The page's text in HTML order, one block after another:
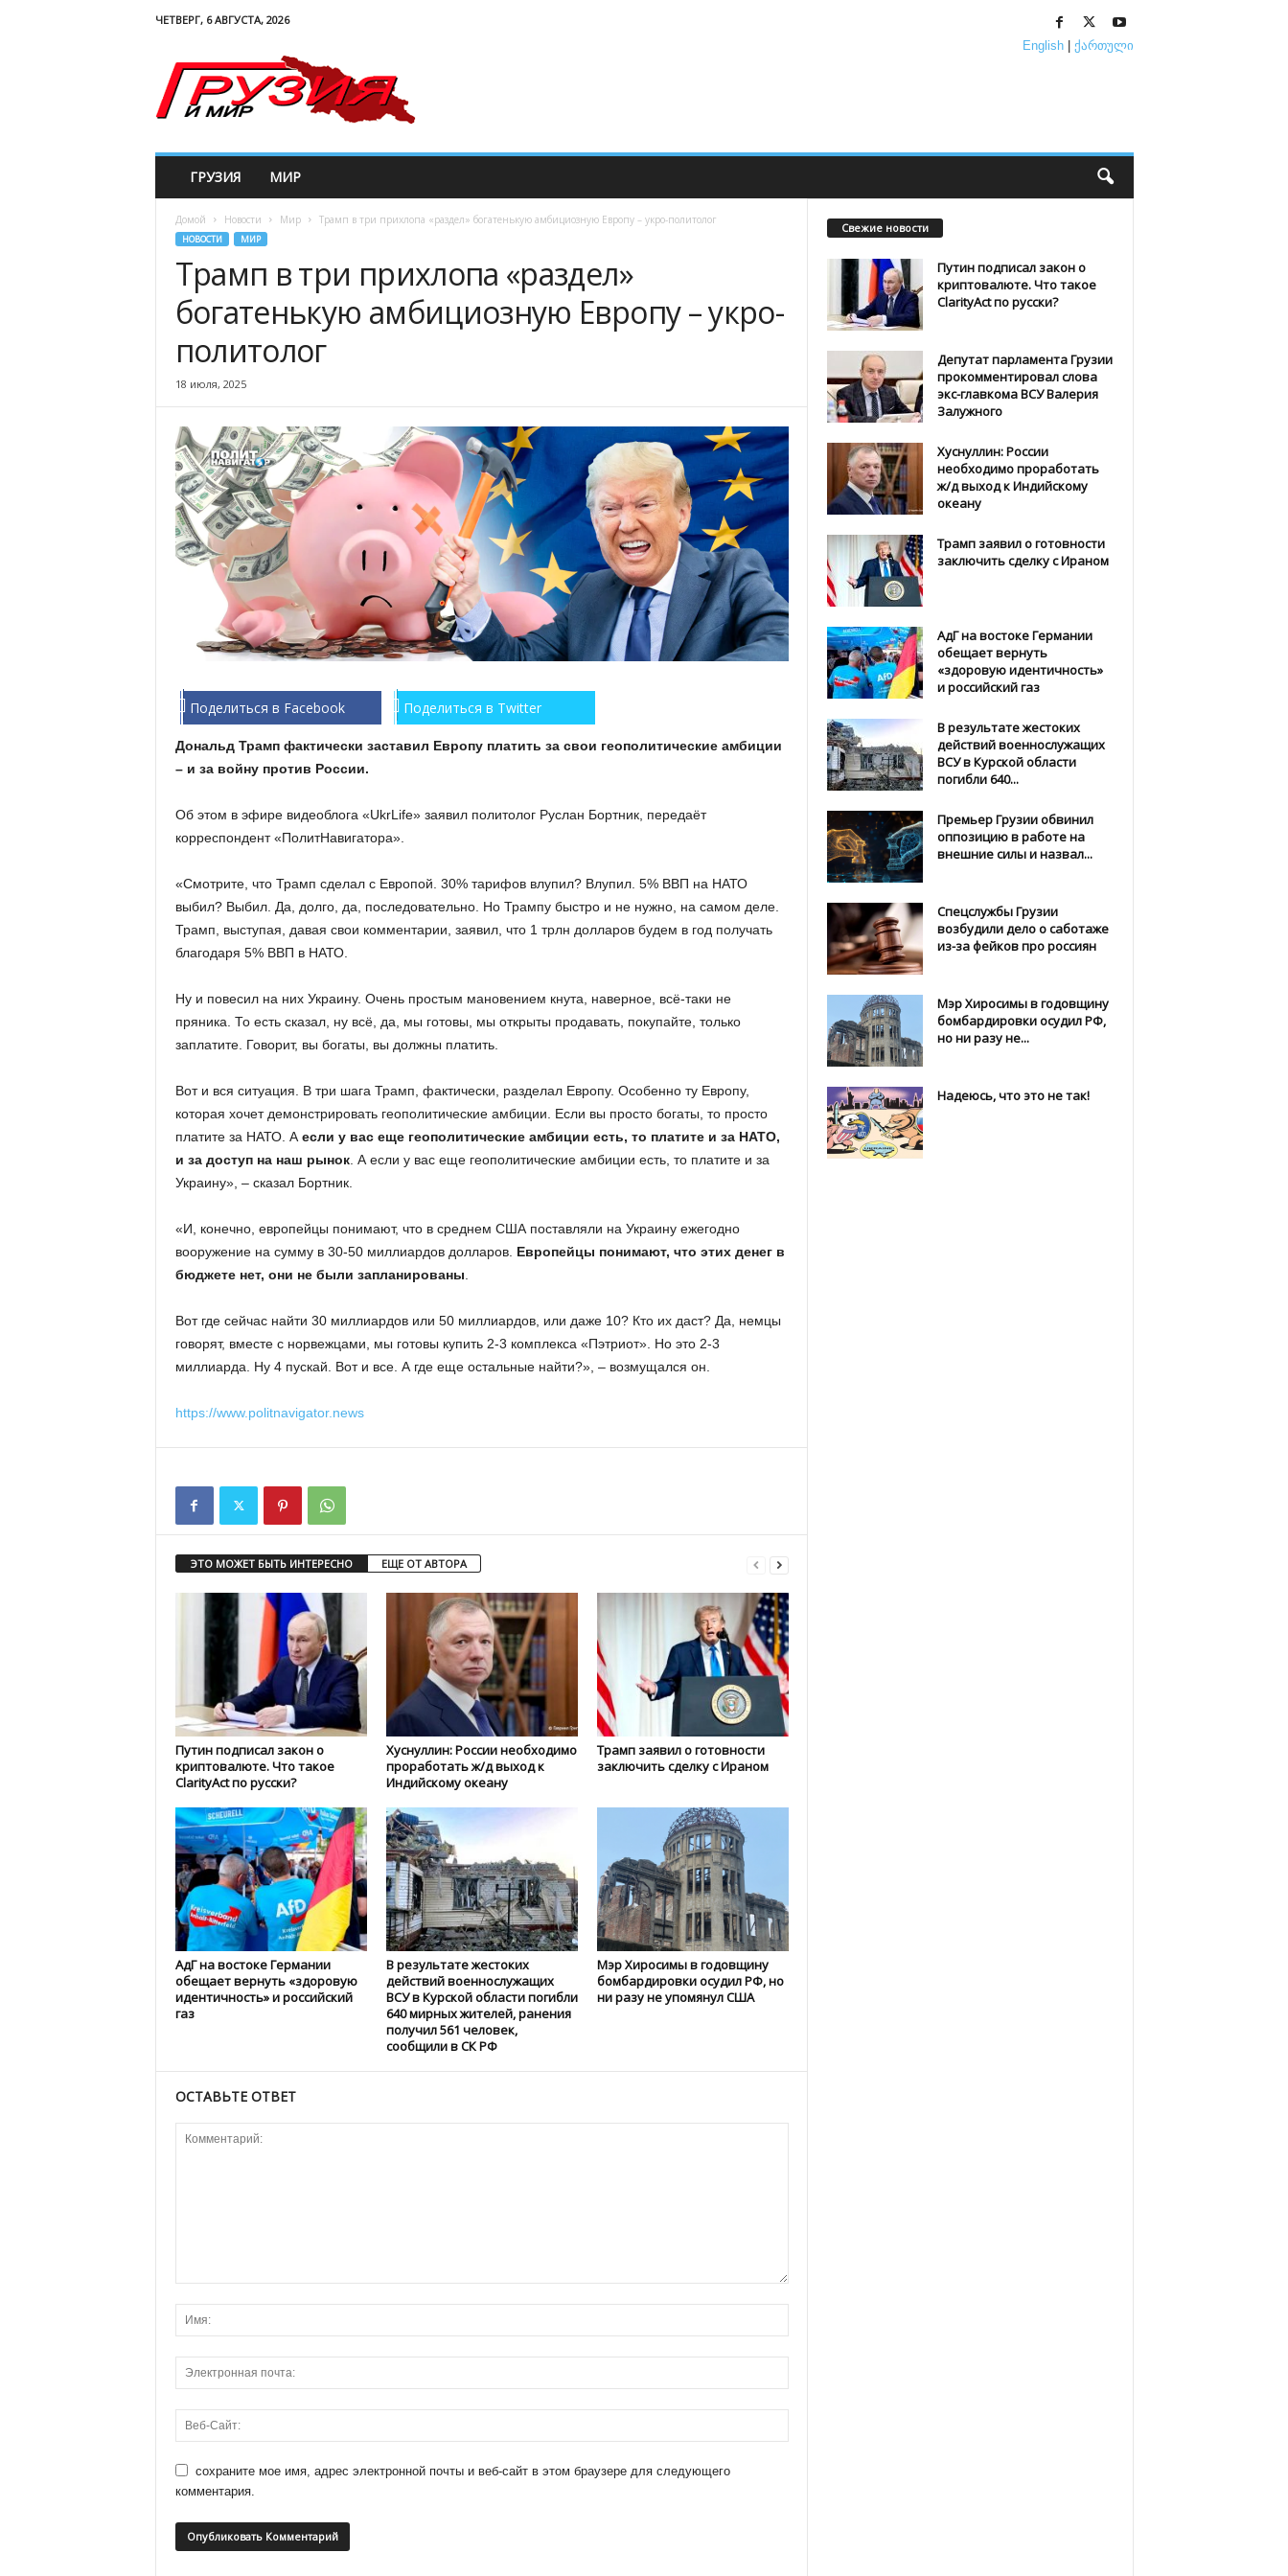
ЧЕТВЕРГ, 6 АВГУСТА, 2026
o
English| ქართული
ГРУЗИЯ МИР
Домой Новости Мир Трамп в три прихлопа «раздел» богатенькую амбициозную Европу – укро-политолог
НОВОСТИ МИР
Трамп в три прихлопа «раздел»
богатенькую амбициозную Европу – укро-
политолог
18 июля, 2025
Поделиться в Facebook Поделиться в Twitter
Дональд Трамп фактически заставил Европу платить за свои геополитические амбиции
– и за войну против России.
Об этом в эфире видеоблога «UkrLife» заявил политолог Руслан Бортник, передаёт
корреспондент «ПолитНавигатора».
«Смотрите, что Трамп сделал с Европой. 30% тарифов влупил? Влупил. 5% ВВП на НАТО
выбил? Выбил. Да, долго, да, последовательно. Но Трампу быстро и не нужно, на самом деле.
Трамп, выступая, давая свои комментарии, заявил, что 1 трлн долларов будем в год получать
благодаря 5% ВВП в НАТО.
Ну и повесил на них Украину. Очень простым мановением кнута, наверное, всё-таки не
пряника. То есть сказал, ну всё, да, мы готовы, мы открыты продавать, покупайте, только
заплатите. Говорит, вы богаты, вы должны платить.
Вот и вся ситуация. В три шага Трамп, фактически, разделал Европу. Особенно ту Европу,
которая хочет демонстрировать геополитические амбиции. Если вы просто богаты, то просто
платите за НАТО. А если у вас еще геополитические амбиции есть, то платите и за НАТО,
и за доступ на наш рынок. А если у вас еще геополитические амбиции есть, то платите и за
Украину», – сказал Бортник.
«И, конечно, европейцы понимают, что в среднем США поставляли на Украину ежегодно
вооружение на сумму в 30-50 миллиардов долларов. Европейцы понимают, что этих денег в
бюджете нет, они не были запланированы
Вот где сейчас найти 30 миллиардов или 50 миллиардов, или даже 10? Кто их даст? Да, немцы
говорят, вместе с норвежцами, мы готовы купить 2-3 комплекса «Пэтриот». Но это 2-3
миллиарда. Ну 4 пускай. Вот и все. А где еще остальные найти?», – возмущался он.
https://www.politnavigator.news
ЭТО МОЖЕТ БЫТЬ ИНТЕРЕСНО ЕЩЕ ОТ АВТОРА
Путин подписал закон о
криптовалюте. Что такое
ClarityAct по русски?
Хуснуллин: России необходимо
проработать ж/д выход к
Индийскому океану
Трамп заявил о готовности
заключить сделку с Ираном
АдГ на востоке Германии
обещает вернуть «здоровую
идентичность» и российский
газ
В результате жестоких
действий военнослужащих
ВСУ в Курской области погибли
640 мирных жителей, ранения
получил 561 человек,
сообщили в СК РФ
Мэр Хиросимы в годовщину
бомбардировки осудил РФ, но
ни разу не упомянул США
ОСТАВЬТЕ ОТВЕТ
сохраните мое имя, адрес электронной почты и веб-сайт в этом браузере для следующего
комментария.
Свежие новости
Путин подписал закон о
криптовалюте. Что такое
ClarityAct по русски?
Депутат парламента Грузии
прокомментировал слова
экс-главкома ВСУ Валерия
Залужного
Хуснуллин: России
необходимо проработать
ж/д выход к Индийскому
океану
Трамп заявил о готовности
заключить сделку с Ираном
АдГ на востоке Германии
обещает вернуть
«здоровую идентичность»
и российский газ
В результате жестоких
действий военнослужащих
ВСУ в Курской области
погибли 640...
Премьер Грузии обвинил
оппозицию в работе на
внешние силы и назвал...
Спецслужбы Грузии
возбудили дело о саботаже
из-за фейков про россиян
Мэр Хиросимы в годовщину
бомбардировки осудил РФ,
но ни разу не...
Надеюсь, что это не так!